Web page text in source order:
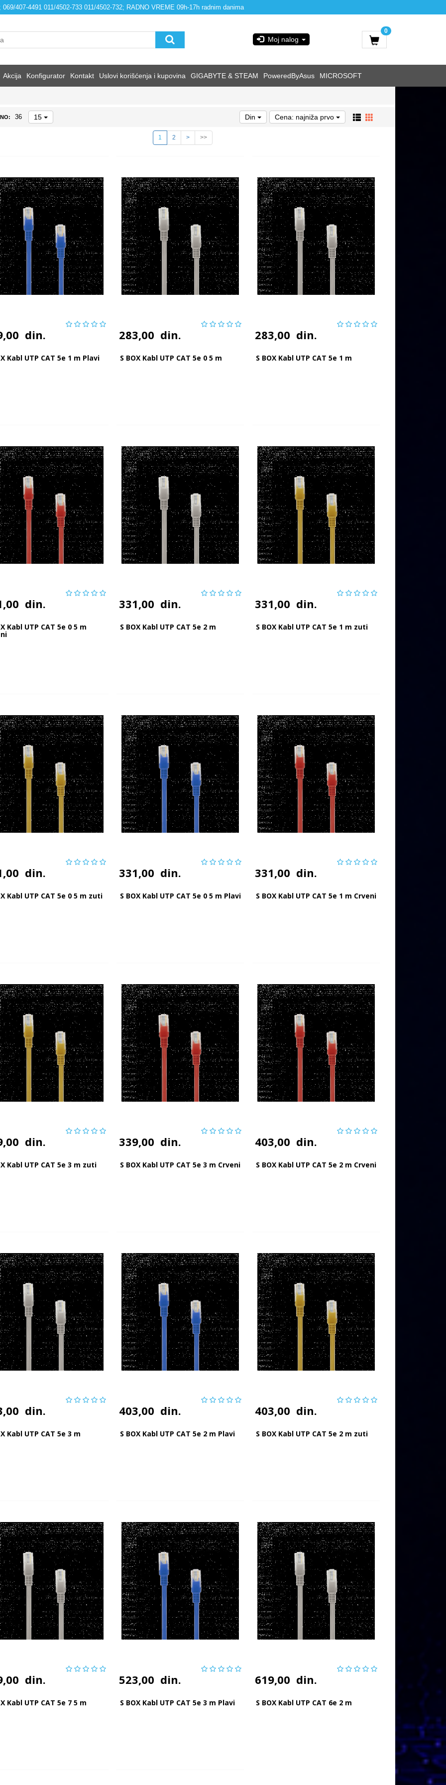
407-4491 011/4502-733 011/4502-732; RADNO VREME 09h-17h radnim danima
Moj nalog
0
Akcija Konfigurator Kontakt Uslovi korišćenja i kupovina GIGABYTE & STEAM PoweredByAsus MICROSOFT
36 15 Din Cena: najniža prvo
1 2 > >>
din.
Kabl UTP CAT 5e 1 m Plavi
283,00 din.
S BOX Kabl UTP CAT 5e 0 5 m
283,00 din.
S BOX Kabl UTP CAT 5e 1 m
din.
Kabl UTP CAT 5e 0 5 m
331,00 din.
S BOX Kabl UTP CAT 5e 2 m
331,00 din.
S BOX Kabl UTP CAT 5e 1 m zuti
din.
Kabl UTP CAT 5e 0 5 m zuti
331,00 din.
S BOX Kabl UTP CAT 5e 0 5 m Plavi
331,00 din.
S BOX Kabl UTP CAT 5e 1 m Crveni
din.
Kabl UTP CAT 5e 3 m zuti
339,00 din.
S BOX Kabl UTP CAT 5e 3 m Crveni
403,00 din.
S BOX Kabl UTP CAT 5e 2 m Crveni
din.
Kabl UTP CAT 5e 3 m
403,00 din.
S BOX Kabl UTP CAT 5e 2 m Plavi
403,00 din.
S BOX Kabl UTP CAT 5e 2 m zuti
din.
Kabl UTP CAT 5e 7 5 m
523,00 din.
S BOX Kabl UTP CAT 5e 3 m Plavi
619,00 din.
S BOX Kabl UTP CAT 6e 2 m